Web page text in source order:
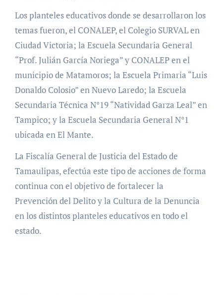
Los planteles educativos donde se desarrollaron los
temas fueron, el CONALEP, el Colegio SURVAL en
Ciudad Victoria; la Escuela Secundaria General
“Prof. Julián García Noriega” y CONALEP en el
municipio de Matamoros; la Escuela Primaria “Luis
Donaldo Colosio” en Nuevo Laredo; la Escuela
Secundaria Técnica N°19 “Natividad Garza Leal” en
Tampico; y la Escuela Secundaria General N°1
ubicada en El Mante.
La Fiscalía General de Justicia del Estado de
Tamaulipas, efectúa este tipo de acciones de forma
continua con el objetivo de fortalecer la
Prevención del Delito y la Cultura de la Denuncia
en los distintos planteles educativos en todo el
estado.